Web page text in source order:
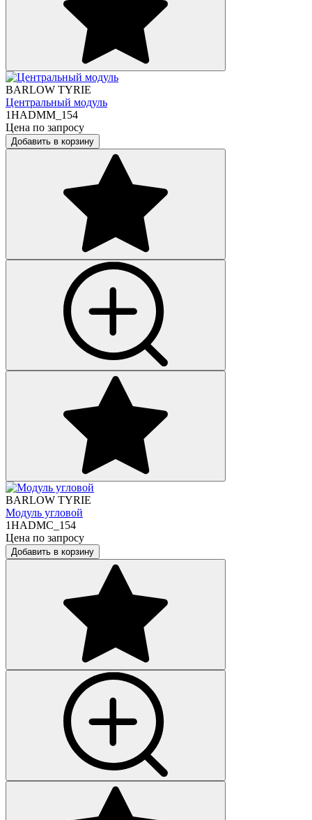
BARLOW TYRIE
Центральный модуль
1HADMM_154
Цена по запросу
Добавить в корзину
BARLOW TYRIE
Модуль угловой
1HADMC_154
Цена по запросу
Добавить в корзину